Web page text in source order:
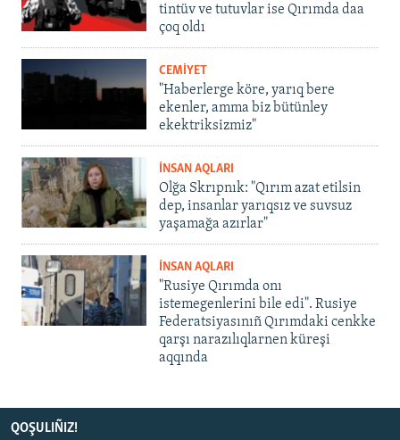
tintüv ve tutuvlar ise Qırımda daa
çoq oldı
CEMİYET
"Haberlerge köre, yarıq bere
ekenler, amma biz bütünley
ekektriksizmiz"
İNSAN AQLARI
Olğa Skrıpnık: "Qırım azat etilsin
dep, insanlar yarıqsız ve suvsuz
yaşamağa azırlar"
İNSAN AQLARI
"Rusiye Qırımda onı
istemegenlerini bile edi". Rusiye
Federatsiyasınıñ Qırımdaki cenkke
qarşı narazılıqlarnen küreşi
aqqında
QOŞULIÑIZ!